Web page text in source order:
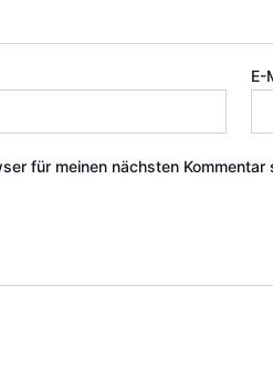
E-
für meinen nächsten Kommentar